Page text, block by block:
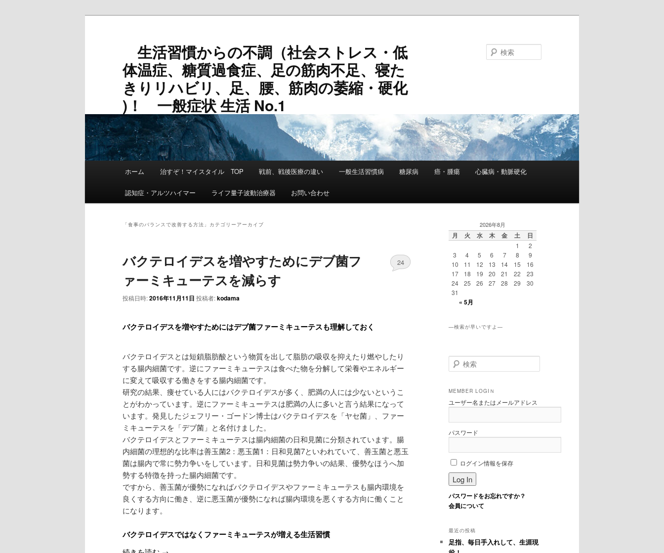
生活習慣からの不調（社会ストレス・低
体温症、糖質過食症、足の筋肉不足、寝た
きりリハビリ、足、腰、筋肉の萎縮・硬化
)！ 一般症状 生活 No.1
メ
ホーム 治すぞ！マイスタイル TOP 戦前、戦後医療の違い 一般生活習慣病 糖尿病 癌・腫瘍 心臓病・動脈硬化
認知症・アルツハイマー ライフ量子波動治療器 お問い合わせ
「食事のバランスで改善する方法 」カテゴリーアーカイブ
バクテロイデスを増やすためにデブ菌フ
ァーミキューテスを減らす
投稿日時:2016年11月11日 投稿者:kodama
24
バクテロイデスを増やすためにはデブ菌ファーミキューテスも理解しておく
バクテロイデスとは短鎖脂肪酸という物質を出して脂肪の吸収を抑えたり燃やしたり
する腸内細菌です。逆にファーミキューテスは食べた物を分解して栄養やエネルギー
に変えて吸収する働きをする腸内細菌です。
研究の結果、痩せている人にはバクテロイデスが多く、肥満の人には少ないというこ
とがわかっています。逆にファーミキューテスは肥満の人に多いと言う結果になって
います。発見したジェフリー・ゴードン博士はバクテロイデスを「ヤセ菌」
ファー
ミキューテスを「デブ菌」 と名付けました。
バクテロイデスとファーミキューテスは腸内細菌の日和見菌に分類されています。腸
内細菌の理想的な比率は善玉菌2：悪玉菌1：日和見菌7といわれていて、善玉菌と悪玉
菌は腸内で常に勢力争いをしています。日和見菌は勢力争いの結果、優勢なほうへ加
勢する特徴を持った腸内細菌です。
ですから、善玉菌が優勢になればバクテロイデスやファーミキューテスも腸内環境を
良くする方向に働き、逆に悪玉菌が優勢になれば腸内環境を悪くする方向に働くこと
になります。
バクテロイデスではなくファーミキューテスが増える生活習慣
2026年8月
月 火 水 木 金 土 日
1
2
3
4 5 6 7 8
9
10
11 12 13 14 15
16
17
18 19 20 21 22
23
24
25 26 27 28 29
30
31
« 5月
—検索が早いですよ—
検
索
MEMBER LOGIＮ
ユーザー名またはメールアドレス
パスワード
ログイン情報を保存
パスワードをお忘れですか？
会員について
最近の投稿
足指、毎日手入れして、生涯現